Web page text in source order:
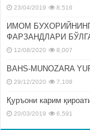
23/04/2019 8,516
ИМОМ
ФАРЗАНДЛАРИ
12/08/2020 8,007
BAHS-MUNOZARA
29/12/2020 7,108
Қуръони карим
20/03/2019 6,591